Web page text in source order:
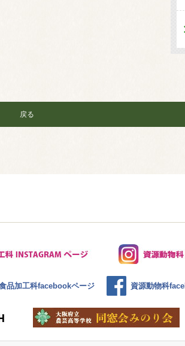
戻る
品加工科facebookページ 資源動物科